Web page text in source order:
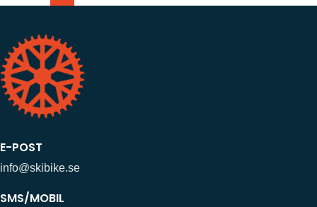
E-POST
info@skibike.se
SMS/MOBIL